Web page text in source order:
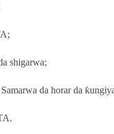
shigarwa;
da horar da